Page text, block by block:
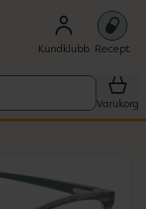
Kundklubb Recept
Varukorg